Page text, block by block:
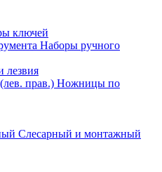
ключей
Наборы ручного
лезвия
Ножницы по
Слесарный и монтажный